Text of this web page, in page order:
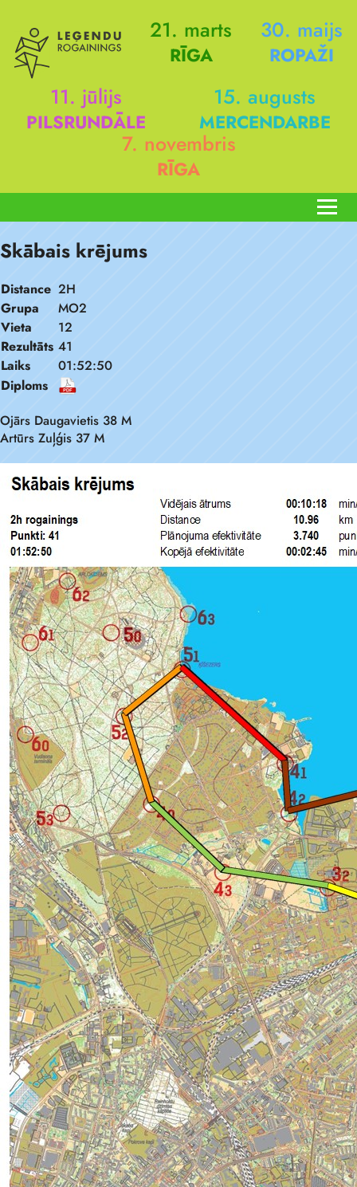
21. marts
RĪGA
30. maijs
ROPAŽI
11. jūlijs
PILSRUNDĀLE
15. augusts
MERCENDARBE
7. novembris
RĪGA
Skābais krējums
Distance 2H
Grupa
MO2
Vieta
12
Rezultāts 41
Laiks
01:52:50
Diploms
Ojārs Daugavietis 38 M
Artūrs Zuļģis 37 M